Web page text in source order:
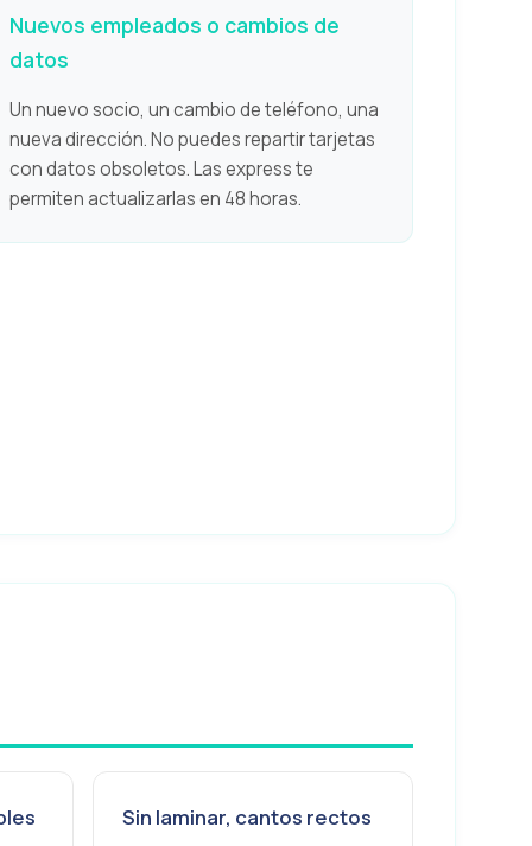
Nuevos empleados o cambios de
datos
Un nuevo socio, un cambio de teléfono, una
nueva dirección. No puedes repartir tarjetas
con datos obsoletos. Las express te
permiten actualizarlas en 48 horas.
Sin laminar, cantos rectos